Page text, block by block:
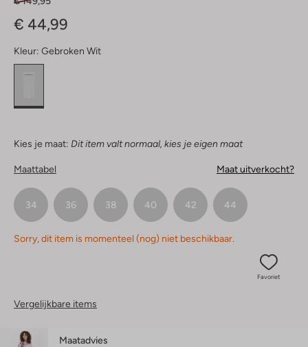
€ 44,99
Kleur: Gebroken Wit
Kies je maat: Dit item valt normaal, kies je eigen maat
Maattabel Maat uitverkocht?
34 36 38 40 42 44
Sorry, dit item is momenteel (nog) niet beschikbaar.
Favoriet
Vergelijkbare items
Maatadvies